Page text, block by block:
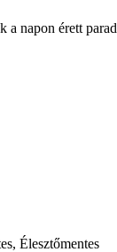
napon érett
Élesztőmentes